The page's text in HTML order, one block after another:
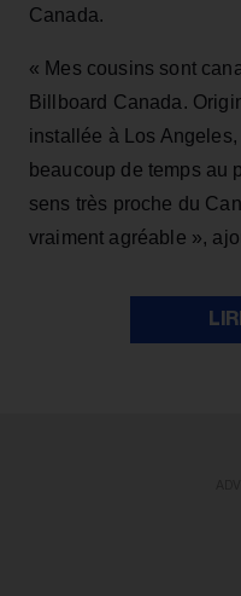
Canada.
« Mes cousins sont
Billboard Canada.
installée à Los
beaucoup de temps au
sens très proche du
vraiment agréable »,